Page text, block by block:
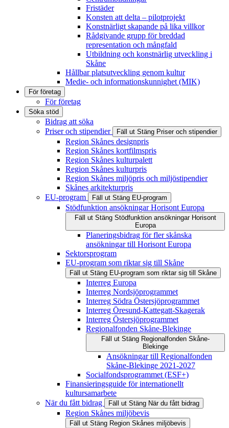
Fristäder
Konsten att delta – pilotprojekt
Konstnärligt skapande på lika villkor
Rådgivande grupp för breddad
representation och mångfald
Utbildning och konstnärlig utveckling i
Skåne
Hållbar platsutveckling genom kultur
Medie- och informationskunnighet (MIK)
För företag
För företag
Söka stöd
Bidrag att söka
Priser och stipendier
Fäll ut Stäng Priser och stipendier
Region Skånes designpris
Region Skånes kortfilmspris
Region Skånes kulturpalett
Region Skånes kulturpris
Region Skånes miljöpris och miljöstipendier
Skånes arkitekturpris
EU-program
Fäll ut Stäng EU-program
Stödfunktion ansökningar Horisont Europa
Fäll ut Stäng Stödfunktion ansökningar Horisont
Europa
Planeringsbidrag för fler skånska
ansökningar till Horisont Europa
Sektorsprogram
EU-program som riktar sig till Skåne
Fäll ut Stäng EU-program som riktar sig till Skåne
Interreg Europa
Interreg Nordsjöprogrammet
Interreg Södra Östersjöprogrammet
Interreg Öresund-Kattegatt-Skagerak
Interreg Östersjöprogrammet
Regionalfonden Skåne-Blekinge
Fäll ut Stäng Regionalfonden Skåne-
Blekinge
Ansökningar till Regionalfonden
Skåne-Blekinge 2021-2027
Socialfondsprogrammet (ESF+)
Finansieringsguide för internationellt
kultursamarbete
När du fått bidrag
Fäll ut Stäng När du fått bidrag
Region Skånes miljöbevis
Fäll ut Stäng Region Skånes miljöbevis